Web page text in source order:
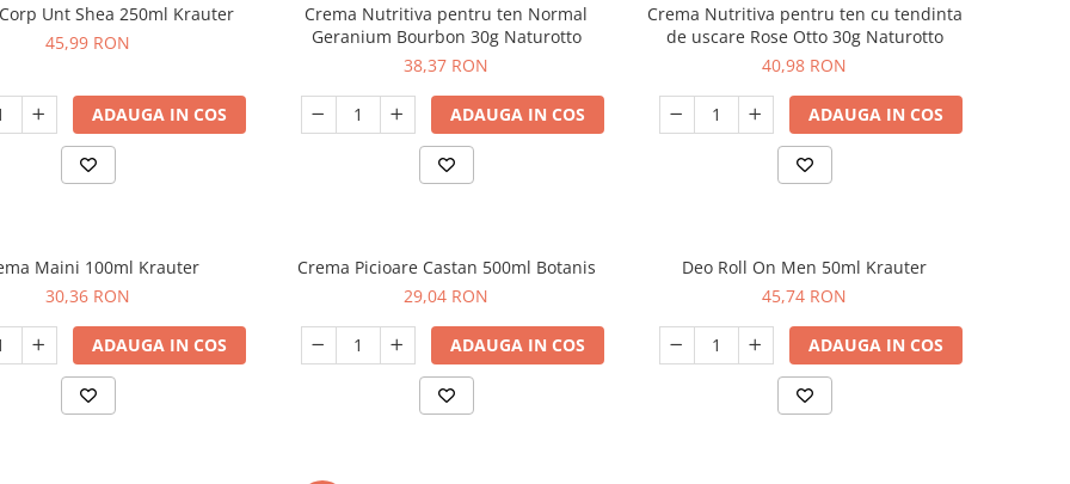
Crema Corp Unt Shea 250ml Krauter
45,99 RON
ADAUGA IN COS
Crema Nutritiva pentru ten Normal
Geranium Bourbon 30g Naturotto
38,37 RON
ADAUGA IN COS
Crema Nutritiva pentru ten cu tendinta
de uscare Rose Otto 30g Naturotto
40,98 RON
ADAUGA IN COS
Maini 100ml Krauter
30,36 RON
ADAUGA IN COS
Crema Picioare Castan 500ml Botanis
29,04 RON
ADAUGA IN COS
Deo Roll On Men 50ml Krauter
45,74 RON
ADAUGA IN COS